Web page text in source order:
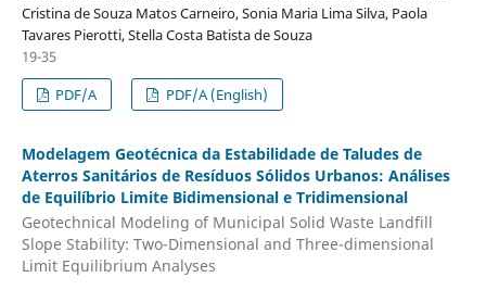
Cristina de Souza Matos Carneiro, Sonia Maria Lima Silva, Paola
Tavares Pierotti, Stella Costa Batista de Souza
19-35
PDF/A
PDF/A (English)
Modelagem Geotécnica da Estabilidade de Taludes de
Aterros Sanitários de Resíduos Sólidos Urbanos: Análises
de Equilíbrio Limite Bidimensional e Tridimensional
Geotechnical Modeling of Municipal Solid Waste Landfill
Slope Stability: Two-Dimensional and Three-dimensional
Limit Equilibrium Analyses